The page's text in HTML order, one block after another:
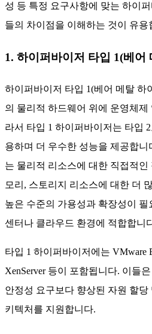
성 등 특정 요구사항에 맞는 하이
들의 차이점을 이해하는 것이 유용
1. 하이퍼바이저 타입 1(베어
하이퍼바이저 타입 1(베어 메탈 하
의 물리적 하드웨어 위에 운영체
라서 타입 1 하이퍼바이저는 타입
용하며 더 우수한 성능을 제공합니
는 물리적 리소스에 대한 직접적인
모리, 스토리지 리소스에 대한 더
높은 수준의 가용성과 확장성이 필
센터나 클라우드 환경에 적합합니
타입 1 하이퍼바이저에는 VMware
XenServer 등이 포함됩니다. 이들
안정성 요구보다 향상된 자원 할
키텍처를 지원합니다.